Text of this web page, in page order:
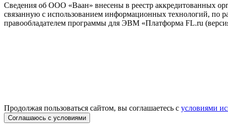
Сведения об ООО «Ваан» внесены в реестр аккредитованных
связанную с использованием информационных технологий, по
правообладателем программы для ЭВМ «Платформа FL.ru
Продолжая пользоваться сайтом, вы соглашаетесь с условиями
Соглашаюсь с условиями